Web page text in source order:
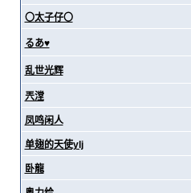
〇太子仔〇
るあ♥
乱世光辉
兲漟
凤鸣闲人
单翅的天使ylj
卧龍